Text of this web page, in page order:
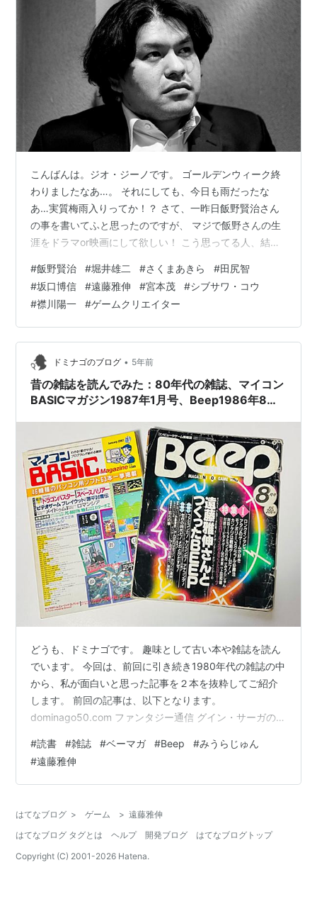
こんばんは。ジオ・ジーノです。 ゴールデンウィーク終
わりましたなあ…。 それにしても、今日も雨だったな
あ…実質梅雨入りってか！？ さて、一昨日飯野賢治さん
の事を書いてふと思ったのですが、 マジで飯野さんの生
涯をドラマor映画にして欲しい！ こう思ってる人、結構
く、 いろんな名ゲームクリエイターのドラマや映画観て
みたいと思いませんか！？ って事で、ドラマや映画にな
って欲しいGCをいくつか挙げてみたいと思います。 飯野
賢治（1970-2013）彼の人生は余りにもドラマティック
だった…。
#飯野賢治 #堀井雄二 #さくまあきら #田尻智
#坂口博信 #遠藤雅伸 #宮本茂 #シブサワ・コウ
#襟川陽一 #ゲームクリエイター
ドミナゴのブログ • 5年前
昔の雑誌を読んでみた：80年代の雑誌、マイコン
BASICマガジン1987年1月号、Beep1986年8月
どうも、ドミナゴです。 趣味として古い本や雑誌を読ん
でいます。 今回は、前回に引き続き1980年代の雑誌の中
から、私が面白いと思った記事を２本を抜粋してご紹介
します。 前回の記事は、以下となります。
dominago50.com ファンタジー通信 グイン・サーガの世
うなるんだろう？ vs みうらじゅん ファンタジー通信 グ
イン・サーガの世界（手塚一郎） まずは、「マイコン
BASICマガジン（ベーマガ）」の1987年1月号に掲載され
ついてです。 この記事は小説家でゲームライターでもあ
る手塚一郎…
#読書 #雑誌 #ベーマガ #Beep #みうらじゅん
#遠藤雅伸
はてなブログ > ゲーム > 遠藤雅伸
はてなブログ タグとは
ヘルプ 開発ブログ
はてなブログトップ
Copyright (C) 2001-2026 Hatena.